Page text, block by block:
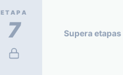
ETAPA
7 Supera